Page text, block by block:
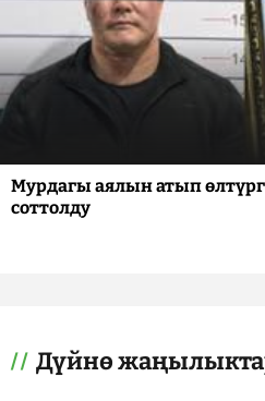
Мурдагы аялын атып
соттолду
Дүйнө